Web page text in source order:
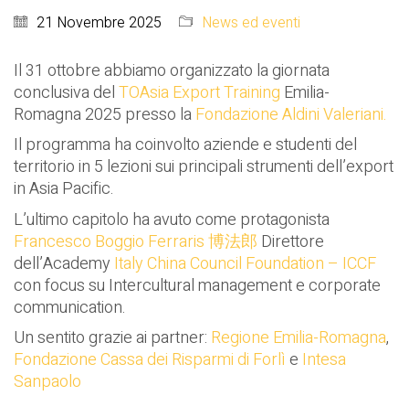
21 Novembre 2025 News ed eventi
Il 31 ottobre abbiamo organizzato la giornata
conclusiva delTOAsia Export Training Emilia-
Romagna 2025 presso laFondazione Aldini Valeriani.
Il programma ha coinvolto aziende e studenti del
territorio in 5 lezioni sui principali strumenti dell’export
in Asia Pacific.
L’ultimo capitolo ha avuto come protagonista
Francesco Boggio Ferraris 博法郎 Direttore
dell’Academy Italy China Council Foundation – ICCF
con focus su Intercultural management e corporate
communication.
Un sentito grazie ai partner: Regione Emilia-Romagna,
Fondazione Cassa dei Risparmi di Forlì e Intesa
Sanpaolo